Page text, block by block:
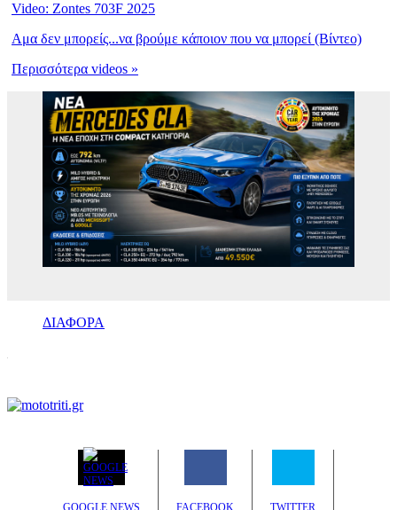
Video: Zontes 703F 2025
Αμα δεν μπορείς...να βρούμε κάποιον που να μπορεί (Βίντεο)
Περισσότερα videos »
ΔΙΑΦΟΡΑ